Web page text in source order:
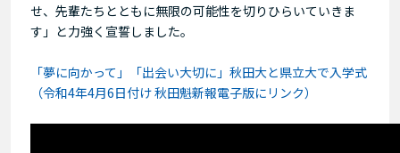
せ、先輩たちとともに無限の可能性を切りひらいていきま
す」と力強く宣誓しました。
「夢に向かって」「出会い大切に」秋田大と県立大で入学式
（令和4年4月6日付け 秋田魁新報電子版にリンク）